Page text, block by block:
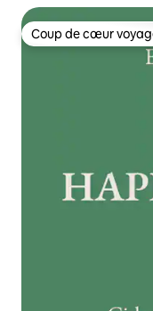
Coup de cœur
Coup de cœur